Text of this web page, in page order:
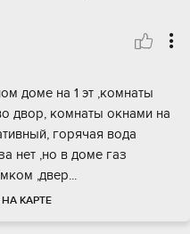
доме на 1 эт ,комнаты
двор, комнаты окнами на
горячая вода
нет ,но в доме газ
,двер...
КАРТЕ